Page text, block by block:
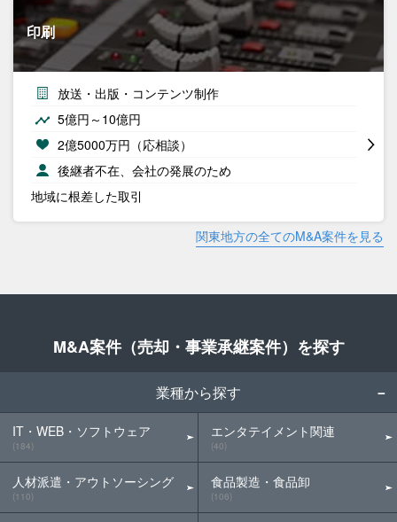
印刷
放送・出版・コンテンツ制作
5億円～10億円
2億5000万円（応相談）
後継者不在、会社の発展のため
地域に根差した取引
関東地方の全てのM&A案件を見る
M&A案件（売却・事業承継案件）を探す
業種から探す
IT・WEB・ソフトウェア
(184)
人材派遣・アウトソーシング
(110)
エンタテイメント関連
(40)
食品製造・食品卸
(106)